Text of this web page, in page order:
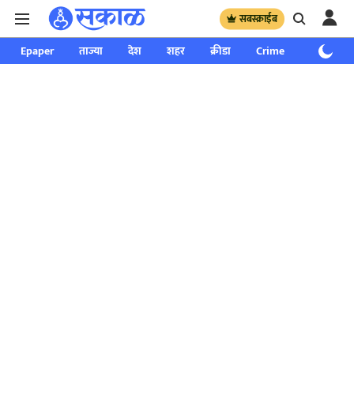
सबस्क्राईब
Epaper ताज्या देश शहर क्रीडा Crime साप्ताहिक